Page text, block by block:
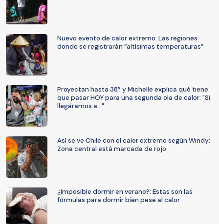
Nuevo evento de calor extremo: Las regiones
donde se registrarán “altísimas temperaturas”
Proyectan hasta 38° y Michelle explica qué tiene
que pasar HOY para una segunda ola de calor: "Si
llegáramos a..."
Así se ve Chile con el calor extremo según Windy:
Zona central está marcada de rojo
¿Imposible dormir en verano?: Estas son las
fórmulas para dormir bien pese al calor